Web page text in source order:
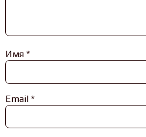
Имя *
Email *